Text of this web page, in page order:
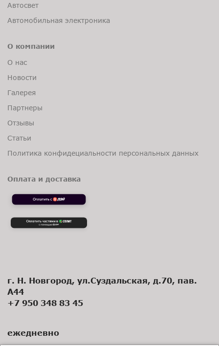
Автосвет
Автомобильная электроника
О компании
О нас
Новости
Галерея
Партнеры
Отзывы
Статьи
Политика конфидециальности персональных данных
Оплата и доставка
г. Н. Новгород, ул.Суздальская, д.70, пав.
А44
+7 950 348 83 45
ежедневно